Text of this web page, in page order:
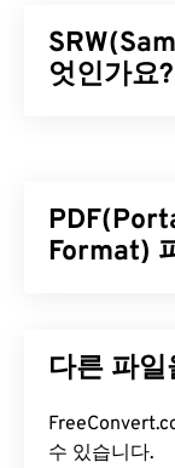
엇인가요?
때문에 RAW
식을 사용할
Microsoft
여는 기본 프
입니다.
으로Microsoft
Format)
로, 오늘날 가
그대로 유지할
기기나 운영
FreeConvert.com 다른
수 있습니다.